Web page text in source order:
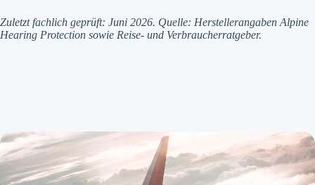
Zuletzt fachlich geprüft: Juni 2026. Quelle: Herstellerangaben Alpine
Hearing Protection sowie Reise- und Verbraucherratgeber.